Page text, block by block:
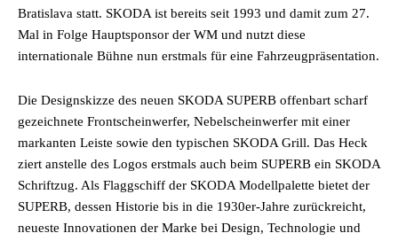
Bratislava statt. SKODA ist bereits seit 1993 und damit zum 27.
Mal in Folge Hauptsponsor der WM und nutzt diese
internationale Bühne nun erstmals für eine Fahrzeugpräsentation.
Die Designskizze des neuen SKODA SUPERB offenbart scharf
gezeichnete Frontscheinwerfer, Nebelscheinwerfer mit einer
markanten Leiste sowie den typischen SKODA Grill. Das Heck
ziert anstelle des Logos erstmals auch beim SUPERB ein SKODA
Schriftzug. Als Flaggschiff der SKODA Modellpalette bietet der
SUPERB, dessen Historie bis in die 1930er-Jahre zurückreicht,
neueste Innovationen der Marke bei Design, Technologie und